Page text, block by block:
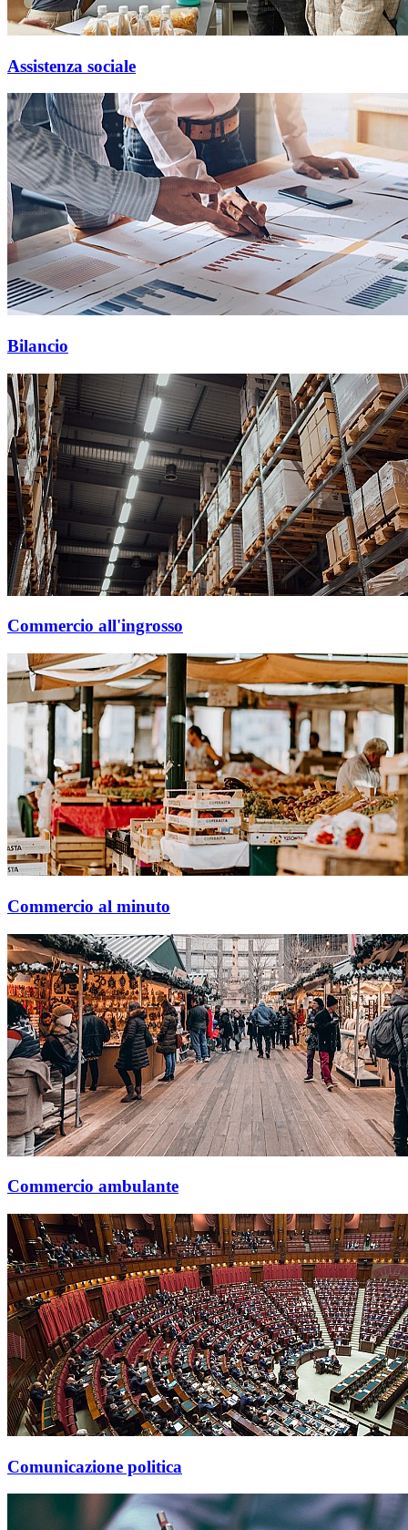
Assistenza sociale
Bilancio
Commercio all'ingrosso
Commercio al minuto
Commercio ambulante
Comunicazione politica